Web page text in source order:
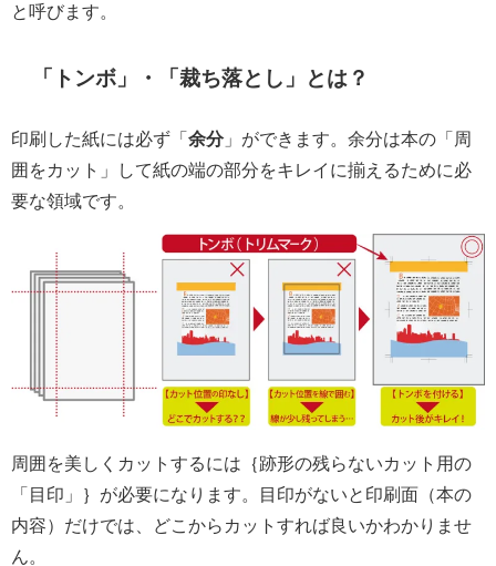
と呼びます。
「トンボ」・「裁ち落とし」とは？
印刷した紙には必ず「 余分」ができます。余分は本の「周
囲をカット」して紙の端の部分をキレイに揃えるために必
要な領域です。
周囲を美しくカットするには｛跡形の残らないカット用の
「目印」｝が必要になります。目印がないと印刷面（本の
内容）だけでは、どこからカットすれば良いかわかりませ
ん。